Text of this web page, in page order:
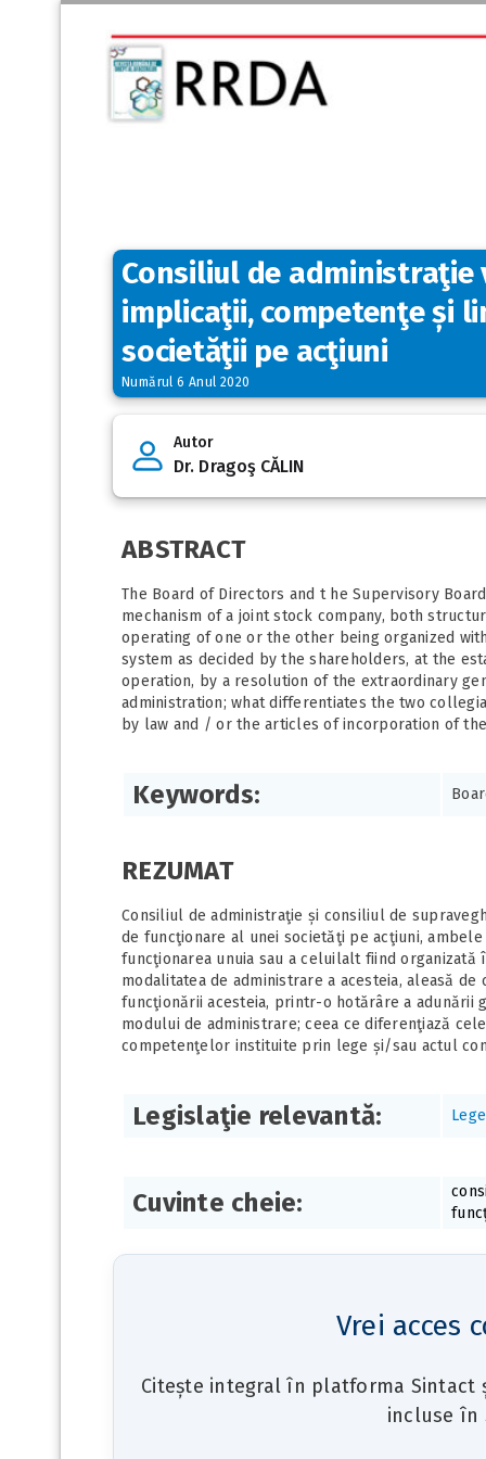
Consiliul de administraţie
implicaţii, competenţe și
societăţii pe acţiuni
Numărul 6 Anul 2020
Autor
Dr. Dragoş CĂLIN
ABSTRACT
The Board of Directors and t he Supervisory
mechanism of a joint stock company, both
operating of one or the other being organized
system as decided by the shareholders, at the
operation, by a resolution of the extraordinary
administration; what differentiates the two
by law and / or the articles of incorporation of
Keywords:
REZUMAT
Consiliul de administraţie și consiliul de
de funcţionare al unei societăţi pe acţiuni,
funcţionarea unuia sau a celuilalt fiind
modalitatea de administrare a acesteia, aleasă
funcţionării acesteia, printr-o hotărâre a adunării
modului de administrare; ceea ce diferenţiază
competenţelor instituite prin lege și/sau actul
Legislaţie relevantă:
Cuvinte cheie:
Vrei acces
Citește integral în platforma Sintact
incluse în